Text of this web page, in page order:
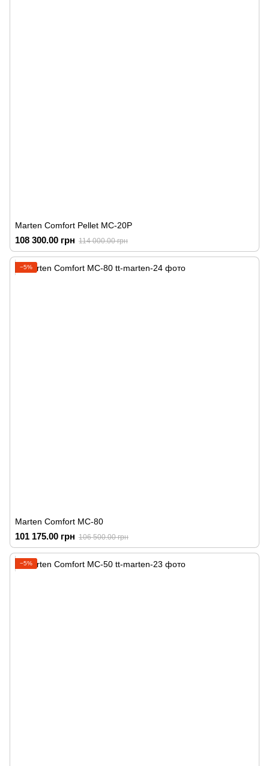
Marten Comfort Pellet MC-20P
108 300.00 грн 114 000.00 грн
−5%
Marten Comfort MC-80
101 175.00 грн 106 500.00 грн
−5%